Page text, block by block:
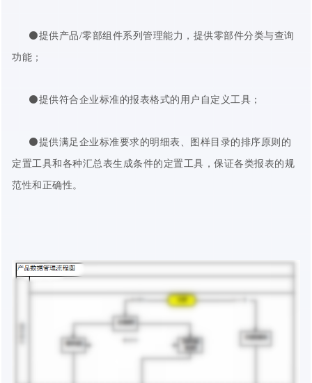
⚫提供产品/零部组件系列管理能力，提供零部件分类与查询
功能；
⚫提供符合企业标准的报表格式的用户自定义工具；
⚫提供满足企业标准要求的明细表、图样目录的排序原则的
定置工具和各种汇总表生成条件的定置工具，保证各类报表的规
范性和正确性。